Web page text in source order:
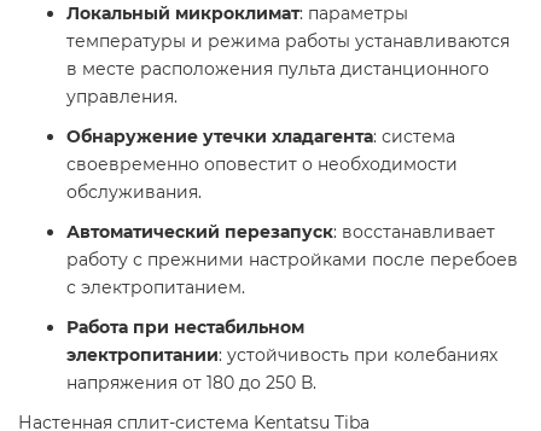
Локальный микроклимат: параметры
температуры и режима работы устанавливаются
в месте расположения пульта дистанционного
управления.​
Обнаружение утечки хладагента: система
своевременно оповестит о необходимости
обслуживания.​
Автоматический перезапуск: восстанавливает
работу с прежними настройками после перебоев
с электропитанием.​
Работа при нестабильном
электропитании: устойчивость при колебаниях
напряжения от 180 до 250 В.
Настенная сплит-система Kentatsu Tiba